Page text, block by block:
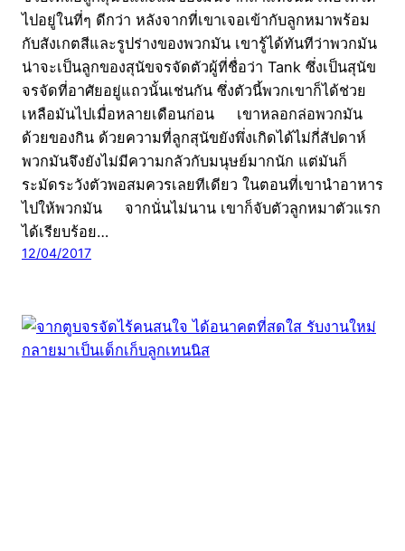
ไปอยู่ในที่ๆ ดีกว่า หลังจากที่เขาเจอเข้ากับลูกหมาพร้อม
กับสังเกตสีและรูปร่างของพวกมัน เขารู้ได้ทันทีว่าพวกมัน
น่าจะเป็นลูกของสุนัขจรจัดตัวผู้ที่ชื่อว่า Tank ซึ่งเป็นสุนัข
จรจัดที่อาศัยอยู่แถวนั้นเช่นกัน ซึ่งตัวนี้พวกเขาก็ได้ช่วย
เหลือมันไปเมื่อหลายเดือนก่อน เขาหลอกล่อพวกมัน
ด้วยของกิน ด้วยความที่ลูกสุนัขยังพึ่งเกิดได้ไม่กี่สัปดาห์
พวกมันจึงยังไม่มีความกลัวกับมนุษย์มากนัก แต่มันก็
ระมัดระวังตัวพอสมควรเลยทีเดียว ในตอนที่เขานำอาหาร
ไปให้พวกมัน จากนั่นไม่นาน เขาก็จับตัวลูกหมาตัวแรก
ได้เรียบร้อย…
12/04/2017